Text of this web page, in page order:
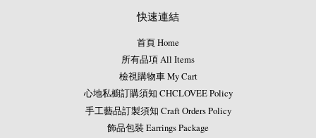
快速連結
首頁 Home
所有品項 All Items
檢視購物車 My Cart
心地私櫥訂購須知 CHCLOVEE Policy
手工藝品訂製須知 Craft Orders Policy
飾品包裝 Earrings Package